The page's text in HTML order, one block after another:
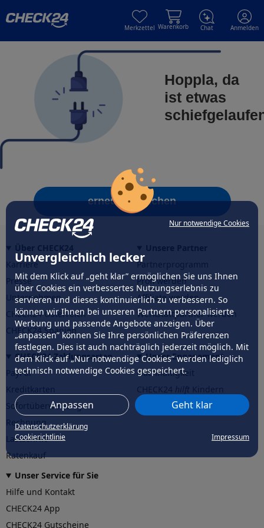
Nur notwendige Cookies
Unvergleichlich lecker
Mit dem Klick auf „geht klar” ermöglichen Sie uns Ihnen
über Cookies ein verbessertes Nutzungserlebnis zu
servieren und dieses kontinuierlich zu verbessern. So
können wir Ihnen bei unseren Partnern personalisierte
Werbung und passende Angebote anzeigen. Über
„anpassen” können Sie Ihre persönlichen Präferenzen
festlegen. Dies ist auch nachträglich jederzeit möglich. Mit
dem Klick auf „Nur notwendige Cookies” werden lediglich
technisch notwendige Cookies gespeichert.
Anpassen Geht klar
Datenschutzerklärung
Cookierichtlinie
Impressum
Merkzettel Warenkorb Chat Anmelden
Hoppla, da
ist etwas
erneut versuchen
Karriere
Presse
Unternehmen
CHECK24 Österreich
CHECK24 Spanien
Partnerprogramm
Profi werden
Affiliate werden
Werkstattpartner werden
CHECK24 Zahlungsarten
PayPal
Sofortüberweisung
Rechnung
Lastschrift
Ratenkauf
Unser Engagement
Nachhaltigkeit
CHECK24hilftder Natur
Unser Service für Sie
Hilfe und Kontakt
CHECK24 App
CHECK24 Gutscheine